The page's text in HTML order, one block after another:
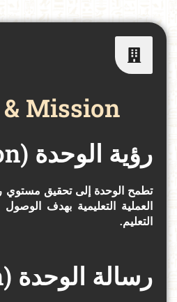
Mission
: (Vision) رؤية الوحدة
تطمح الوحدةإلى تحقيق مستوي
العملية التعليمية بهدف الوصول
التعليم
: (Mission) رسالة الوحدة